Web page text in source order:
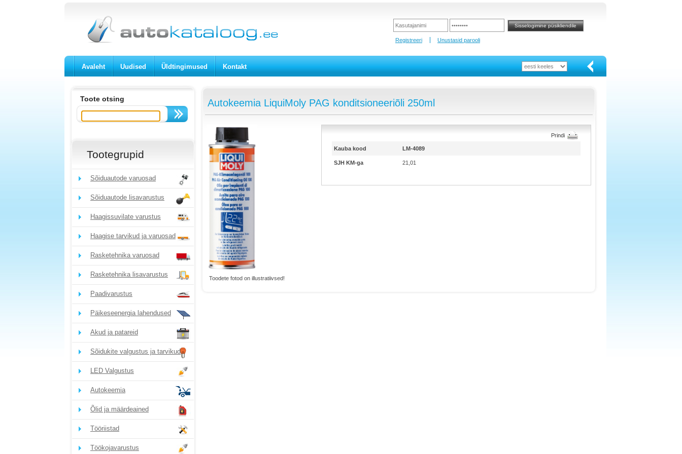
Registreeri Unustasid parooli
Avaleht Uudised Üldtingimused Kontakt
Toote otsing
Tootegrupid
Sõiduautode varuosad
Sõiduautode lisavarustus
Haagissuvilate varustus
Haagise tarvikud ja varuosad
Rasketehnika varuosad
Rasketehnika lisavarustus
Paadivarustus
Päikeseenergia lahendused
Akud ja patareid
Sõidukite valgustus ja tarvikud
LED Valgustus
Autokeemia
Õlid ja määrdeained
Tööriistad
Töökojavarustus
Autokeemia LiquiMoly PAG konditsioneeriõli 250ml
Toodete fotod on illustratiivsed!
Prindi
Kauba kood LM-4089
SJH KM-ga 21,01